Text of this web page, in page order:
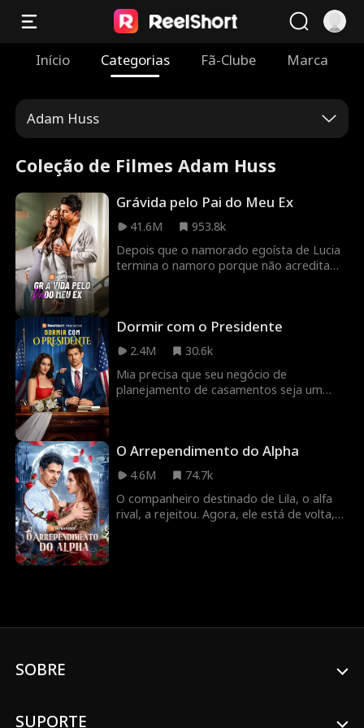
Início Categorias Fã-Clube Marca
Adam Huss
Coleção de Filmes Adam Huss
Grávida pelo Pai do Meu Ex
41.6M
953.8k
Depois que o namorado egoísta de Lucia
termina o namoro porque não acredita
trabalho... e sob as ordens de seu
supervisor de residência, Dr. Sawyer
Campbell: implacável, cirurgião renomado,
pai surpresa de seu bebê e, pior de tudo...
o pai de seu ex.
Dormir com o Presidente
2.4M
30.6k
Mia precisa que seu negócio de
planejamento de casamentos seja um
Thorne – terá que equilibrar buquês e
emoções para evitar que seu coração e
carreira desmoronem.
O Arrependimento do Alpha
4.6M
74.7k
O companheiro destinado de Lila, o alfa
rival, a rejeitou. Agora, ele está de volta,
SOBRE
SUPORTE